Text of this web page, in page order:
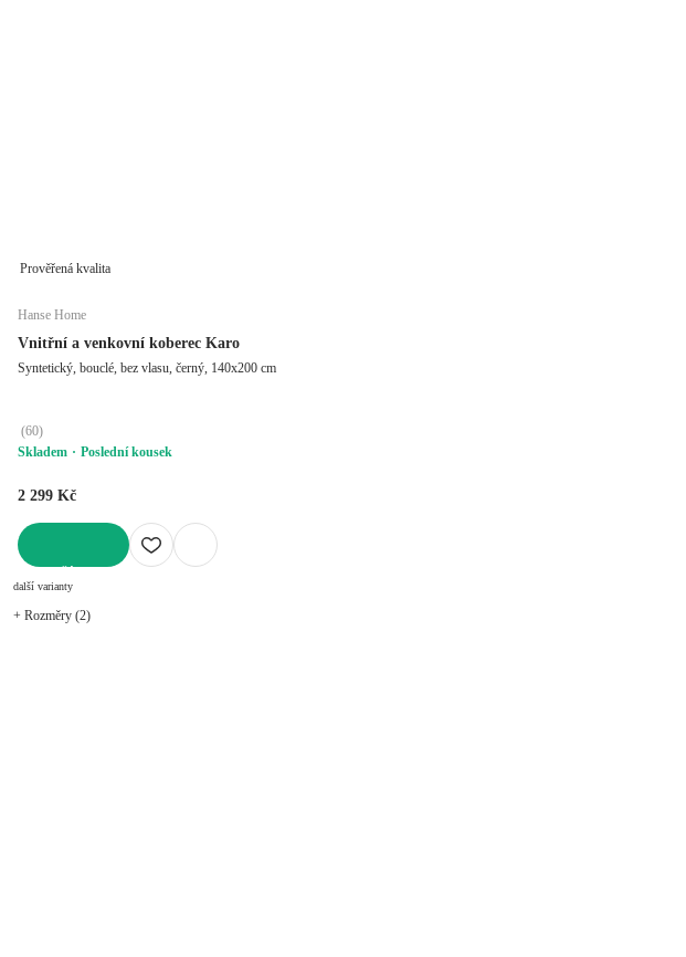
Prověřená kvalita
Hanse Home
Vnitřní a venkovní koberec Karo
Syntetický, bouclé, bez vlasu, černý, 140x200 cm
(60)
Skladem
Poslední kousek
2 299 Kč
další varianty
+ Rozměry (2)